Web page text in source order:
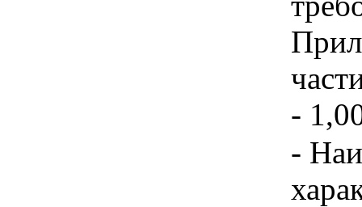
-
-